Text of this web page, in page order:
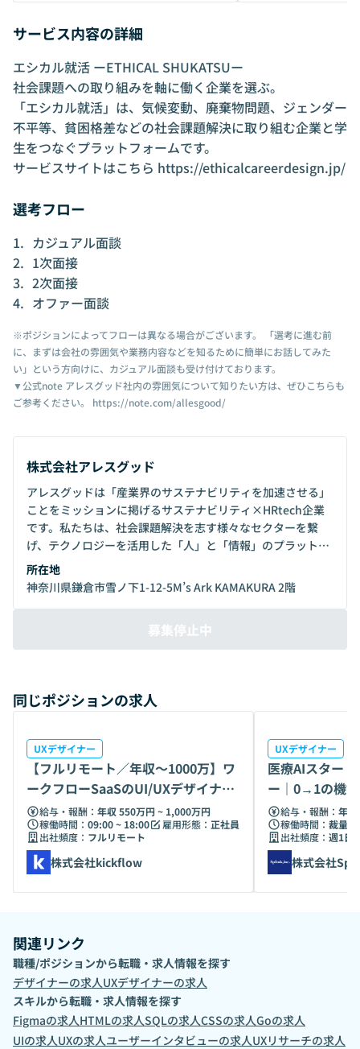
ートアップ企業で経験を積んだのち、2
Devを担当。グローバルでも上位の結
果を収め昇進も経験する。2022年、グ
ロービス経営大学院を卒業しMBA取
得。同年5月、代表勝見のビジョンに共
感し、アレスグッドに参画する。
れたライフデザイン
営。自身の家族体験
する関心が強い中、
共感し参画を決断。
サービス内容の詳細
エシカル就活 ーETHICAL SHUKATSUー
社会課題への取り組みを軸に働く企業を選ぶ。
「エシカル就活」は、気候変動、廃棄物問題、ジェンダー
不平等、貧困格差などの社会課題解決に取り組む企業と学
生をつなぐプラットフォームです。
サービスサイトはこちら https://ethicalcareerdesign.jp/
選考フロー
カジュアル面談
1次面接
2次面接
オファー面談
※ポジションによってフローは異なる場合がございます。 「選考に進む前
に、まずは会社の雰囲気や業務内容などを知るために簡単にお話してみた
い」という方向けに、カジュアル面談も受け付けております。
▼公式note アレスグッド社内の雰囲気について知りたい方は、ぜひこちらも
ご参考ください。 https://note.com/allesgood/
株式会社アレスグッド
アレスグッドは「産業界のサステナビリティを加速させる」
ことをミッションに掲げるサステナビリティ×HRtech企業
です。私たちは、社会課題解決を志す様々なセクターを繋
げ、テクノロジーを活用した「人」と「情報」のプラットフ
ォームとして、産業界のSX（サステナビリティトランスフォ
ーメーション）を加速させます。
所在地
神奈川県鎌倉市雪ノ下1-12-5M’s Ark KAMAKURA 2階
募集停止中
同じポジションの求人
UXデザイナー
【フルリモート／年収〜1000万】ワ
ークフローSaaSのUI/UXデザイナー
募集給与・報酬： 年収 550万円 ~ 1,000万円
稼働時間： 09:00 ~ 18:00 雇用形態： 正社員
出社頻度： フルリモート
株式会社kickflow
UXデザイナー
医療AIスター
ー｜0→1の機
引！給与・報酬： 年
稼働時間： 裁量労
出社頻度： 週1日
株式会社
関連リンク
職種/ポジションから転職・求人情報を探す
デザイナーの求人UXデザイナーの求人
スキルから転職・求人情報を探す
Figmaの求人HTMLの求人SQLの求人CSSの求人Goの求人
UIの求人UXの求人ユーザーインタビューの求人UXリサーチの求人